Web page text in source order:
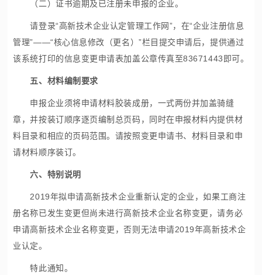
（二）证书逾期及已注册未申报的企业。
请登录“高新技术企业认定管理工作网”，在“企业注册信息
管理”——“核心信息修改（更名）”栏目提交申请后，提供通过
该系统打印的信息变更申请表加盖公章传真至83671443即可。
五、材料编制要求
申报企业须将申请材料胶装成册，一式两份并加盖骑缝
章，并按装订顺序逐页编制总页码，同时在申报材料内提供材
料目录和相应的页码范围。请按照变更申请书、材料目录和申
请材料顺序装订。
六、特别说明
2019年拟申请高新技术企业重新认定的企业，如果工商注
册名称已发生变更但尚未进行高新技术企业名称变更，请务必
申请高新技术企业名称变更，否则无法申请2019年高新技术企
业认定。
特此通知。